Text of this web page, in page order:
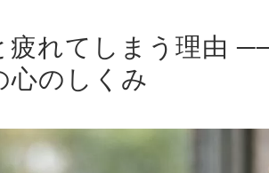
疲れてしまう理由
心のしくみ